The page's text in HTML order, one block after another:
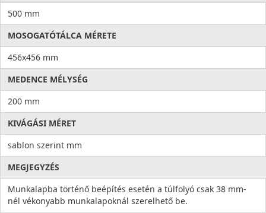
500 mm
MOSOGATÓTÁLCA MÉRETE
456x456 mm
MEDENCE MÉLYSÉG
200 mm
KIVÁGÁSI MÉRET
sablon szerint mm
MEGJEGYZÉS
Munkalapba történő beépítés esetén a túlfolyó csak 38 mm-
nél vékonyabb munkalapoknál szerelhető be.